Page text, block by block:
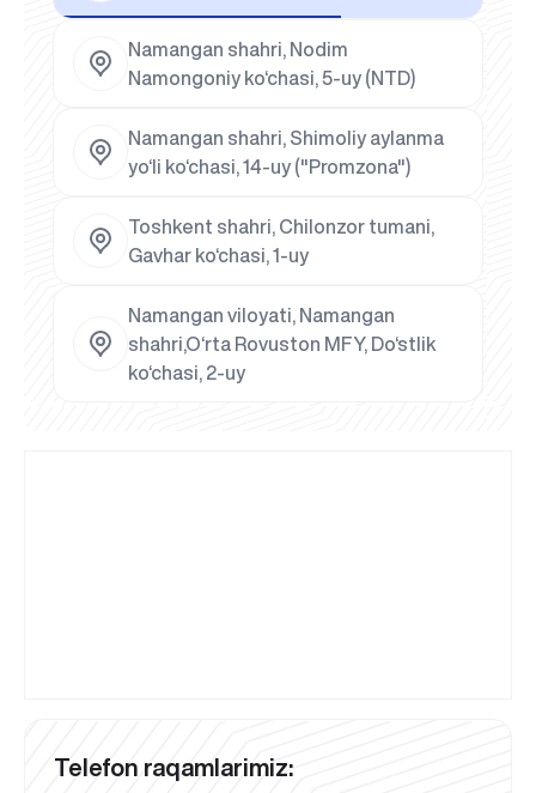
Namangan shahri, Nodim
Namongoniy ko‘chasi, 5-uy (NTD)
Namangan shahri, Shimoliy aylanma
yo‘li ko‘chasi, 14-uy ("Promzona")
Toshkent shahri, Chilonzor tumani,
Gavhar ko‘chasi, 1-uy
Namangan viloyati, Namangan
shahri,O‘rta Rovuston MFY, Do‘stlik
ko‘chasi, 2-uy
Telefon raqamlarimiz: